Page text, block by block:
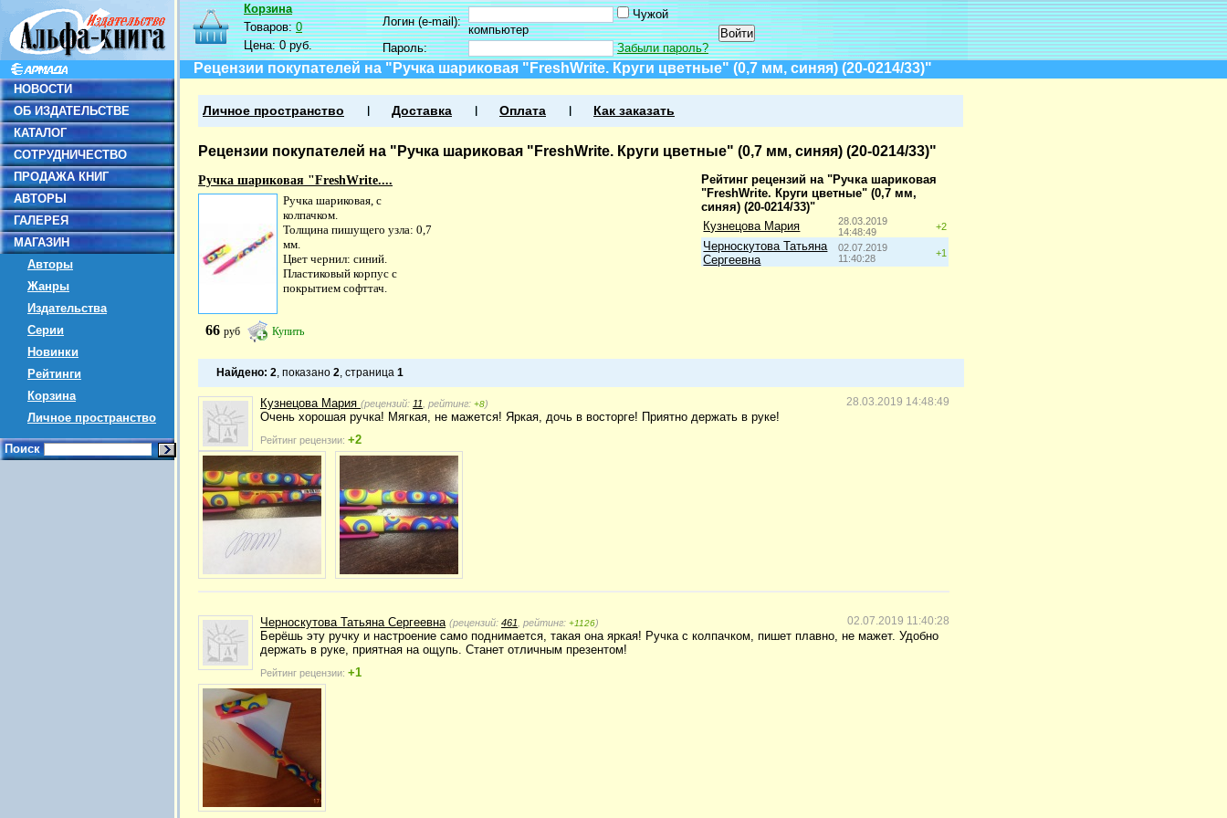
НОВОСТИ
ОБ ИЗДАТЕЛЬСТВЕ
КАТАЛОГ
СОТРУДНИЧЕСТВО
ПРОДАЖА КНИГ
АВТОРЫ
ГАЛЕРЕЯ
МАГАЗИН
Авторы
Жанры
Издательства
Серии
Новинки
Рейтинги
Корзина
Личное пространство
Поиск
Корзина
Товаров:0
Цена:0 руб.
Логин (e-mail):
Чужой
компьютер
Пароль:
Забыли пароль?
Рецензии покупателей на "Ручка шариковая "FreshWrite. Круги цветные" (0,7 мм, синяя) (20-0214/33)"
Личное пространство Доставка Оплата Как заказать
Рецензии покупателей на "Ручка шариковая "FreshWrite. Круги цветные" (0,7 мм, синяя) (20-0214/33)"
Рейтинг рецензий на "Ручка шариковая
"FreshWrite. Круги цветные" (0,7 мм,
синяя) (20-0214/33)"
Кузнецова Мария
28.03.2019
14:48:49
+2
Черноскутова Татьяна
Сергеевна
02.07.2019
11:40:28
+1
Ручка шариковая "FreshWrite....
Ручка шариковая, с
колпачком.
Толщина пишущего узла: 0,7
мм.
Цвет чернил: синий.
Пластиковый корпус с
покрытием софттач.
66 руб Купить
Найдено: 2, показано 2, страница 1
28.03.2019 14:48:49
Кузнецова Мария (рецензий: 11 , рейтинг: +8)
Очень хорошая ручка! Мягкая, не мажется! Яркая, дочь в восторге! Приятно держать в руке!
Рейтинг рецензии: +2
02.07.2019 11:40:28
Черноскутова Татьяна Сергеевна (рецензий: 461 , рейтинг: +1126)
Берёшь эту ручку и настроение само поднимается, такая она яркая! Ручка с колпачком, пишет плавно, не мажет. Удобно
держать в руке, приятная на ощупь. Станет отличным презентом!
Рейтинг рецензии: +1